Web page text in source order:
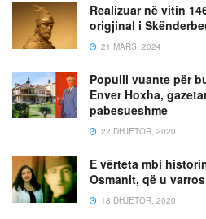
Realizuar në vitin
origjinal i
21 MARS, 2024
Populli vuante për
Enver Hoxha,
pabesueshme
22 DHJETOR, 2020
E vërteta mbi
Osmanit, që u
18 DHJETOR, 2020